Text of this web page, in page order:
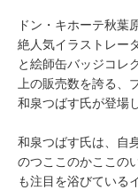
ドン・キホーテ秋
絶人気イラストレー
と絵師缶バッジコレ
上の販売数を誇る、
和泉つばす氏が登場
和泉つばす氏は、自
のつここのかここの
も注目を浴びている